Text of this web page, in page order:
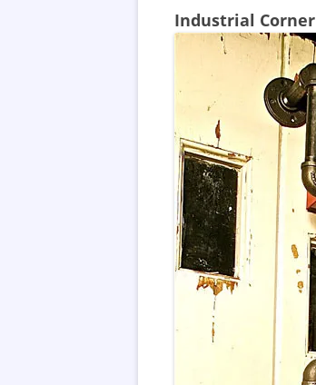
Industrial Corner